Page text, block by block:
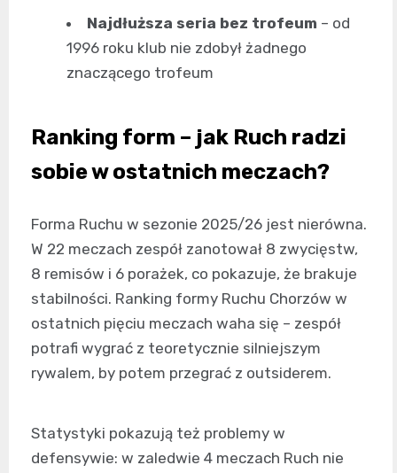
Najdłuższa seria bez trofeum – od
1996 roku klub nie zdobył żadnego
znaczącego trofeum
Ranking form – jak Ruch radzi
sobie w ostatnich meczach?
Forma Ruchu w sezonie 2025/26 jest nierówna.
W 22 meczach zespół zanotował 8 zwycięstw,
8 remisów i 6 porażek, co pokazuje, że brakuje
stabilności. Ranking formy Ruchu Chorzów w
ostatnich pięciu meczach waha się – zespół
potrafi wygrać z teoretycznie silniejszym
rywalem, by potem przegrać z outsiderem.
Statystyki pokazują też problemy w
defensywie: w zaledwie 4 meczach Ruch nie